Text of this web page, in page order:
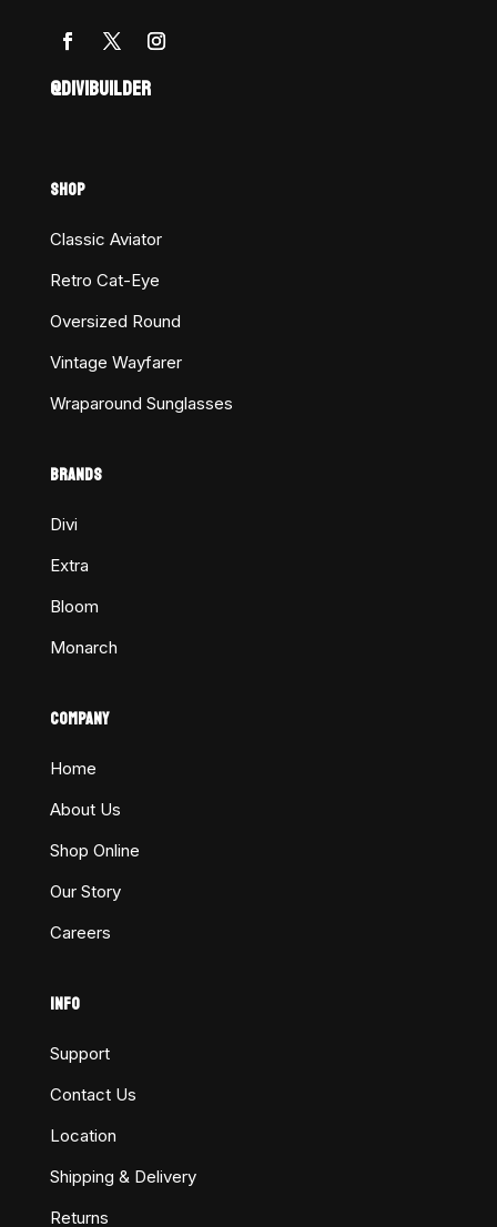
@DIVIBUILDER
SHOP
Classic Aviator
Retro Cat-Eye
Oversized Round
Vintage Wayfarer
Wraparound Sunglasses
BRANDS
Divi
Extra
Bloom
Monarch
COMPANY
Home
About Us
Shop Online
Our Story
Careers
INFO
Support
Contact Us
Location
Shipping & Delivery
Returns